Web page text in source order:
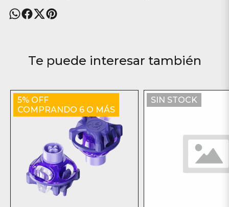
Te puede interesar también
5% OFF
COMPRANDO 6 O MÁS
SIN STOCK